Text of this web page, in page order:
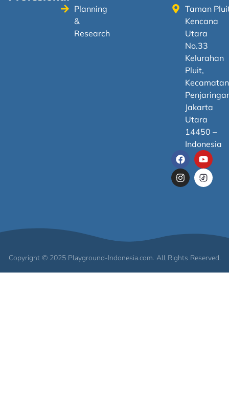
Planning
&
Research
Taman
Kencana
Utara
No.33
Kelurahan
Pluit,
Kecamatan
Jakarta
Utara
14450 –
Indonesia
F
a
c
e
b
Y
o
u
t
u
I
n
s
t
a
Copyright © 2025 Playground-Indonesia.com. All Rights Reserved.